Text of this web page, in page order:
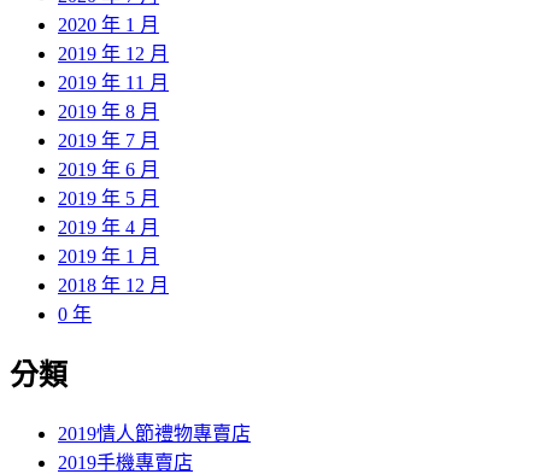
2020 年 1 月
2019 年 12 月
2019 年 11 月
2019 年 8 月
2019 年 7 月
2019 年 6 月
2019 年 5 月
2019 年 4 月
2019 年 1 月
2018 年 12 月
0 年
分類
2019情人節禮物專賣店
2019手機專賣店